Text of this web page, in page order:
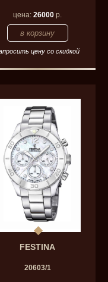
цена:26000 р.
цену со скидкой
FESTINA
20603/1